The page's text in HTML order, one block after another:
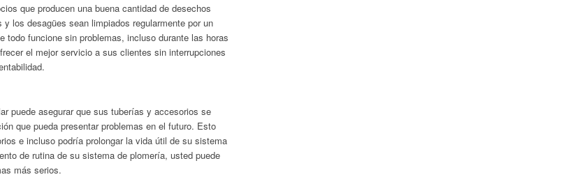
que producen una buena cantidad de desechos
los desagües sean limpiados regularmente por un
todo funcione sin problemas, incluso durante las horas
el mejor servicio a sus clientes sin interrupciones
puede asegurar que sus tuberías y accesorios se
que pueda presentar problemas en el futuro. Esto
e incluso podría prolongar la vida útil de su sistema
de rutina de su sistema de plomería, usted puede
más serios.